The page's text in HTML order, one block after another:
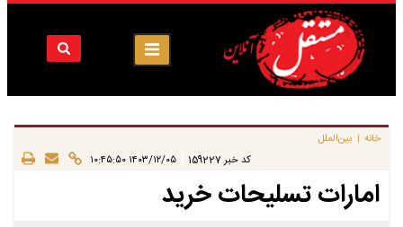
خانه | بین‌الملل
کد خبر 159227 ۱۴۰۳/۱۲/۰۵ ۱۰:۴۵:۵۰
امارات تسلیحات خرید